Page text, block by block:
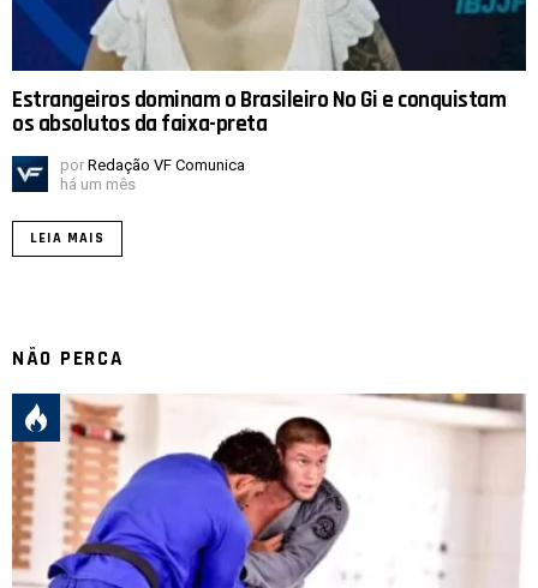
Estrangeiros dominam o Brasileiro No Gi e conquistam
os absolutos da faixa-preta
por Redação VF Comunica
há um mês
LEIA MAIS
NÃO PERCA